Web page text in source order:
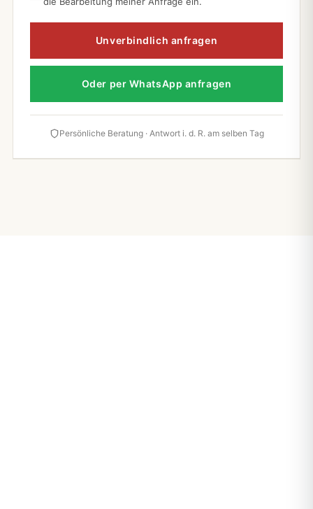
Unverbindlich anfragen
Oder per WhatsApp anfragen
Persönliche Beratung · Antwort i. d. R. am selben Tag